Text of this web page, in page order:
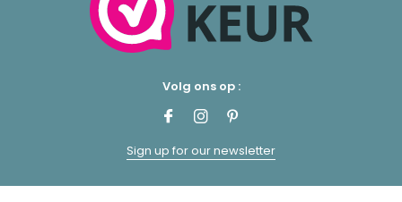
Volg ons op :
Sign up for our newsletter